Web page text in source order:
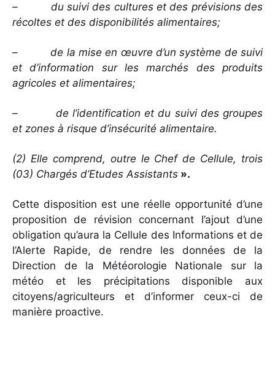
– du suivi des cultures et des prévisions des
récoltes et des disponibilités alimentaires;
– de la mise en œuvre d’un système de suivi
et d’information sur les marchés des produits
agricoles et alimentaires;
– de l’identification et du suivi des groupes
et zones à risque d’insécurité alimentaire.
(2) Elle comprend, outre le Chef de Cellule, trois
(03) Chargés d’Etudes Assistants ».
Cette disposition est une réelle opportunité d’une
proposition de révision concernant l’ajout d’une
obligation qu’aura la Cellule des Informations et de
l’Alerte Rapide, de rendre les données de la
Direction de la Météorologie Nationale sur la
météo et les précipitations disponible aux
citoyens/agriculteurs et d’informer ceux-ci de
manière proactive.